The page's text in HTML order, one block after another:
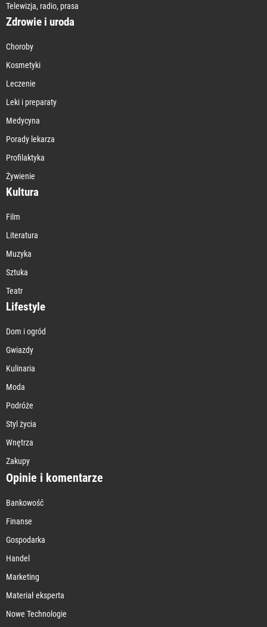
Telewizja, radio, prasa
Zdrowie i uroda
Choroby
Kosmetyki
Leczenie
Leki i preparaty
Medycyna
Porady lekarza
Profilaktyka
Żywienie
Kultura
Film
Literatura
Muzyka
Sztuka
Teatr
Lifestyle
Dom i ogród
Gwiazdy
Kulinaria
Moda
Podróże
Styl życia
Wnętrza
Zakupy
Opinie i komentarze
Bankowość
Finanse
Gospodarka
Handel
Marketing
Materiał eksperta
Nowe Technologie